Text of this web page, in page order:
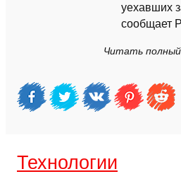
уехавших
сообщает
Читать
Технологии